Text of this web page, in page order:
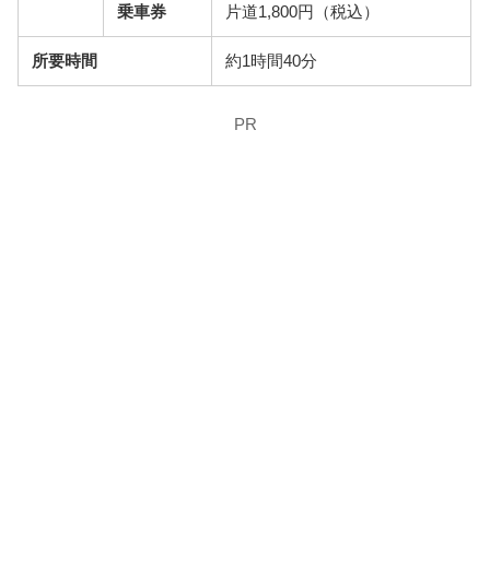
乗車券 片道1,800円（税込）
所要時間 約1時間40分
PR